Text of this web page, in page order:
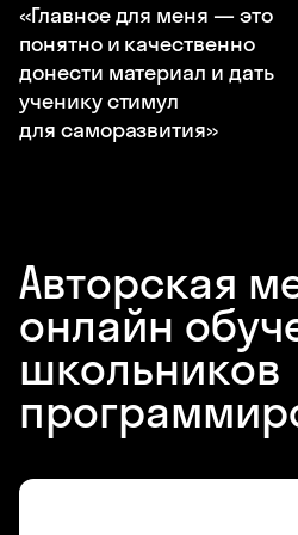
«Главное для меня — это
понятно и качественно
донести материал и дать
ученику стимул
для саморазвития»
Авторская
онлайн
школьников